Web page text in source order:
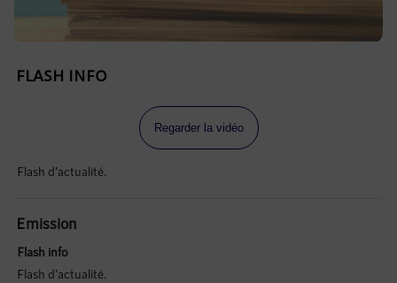
FLASH INFO
Regarder la vidéo
Flash d'actualité.
Emission
Flash info
Flash d'actualité.